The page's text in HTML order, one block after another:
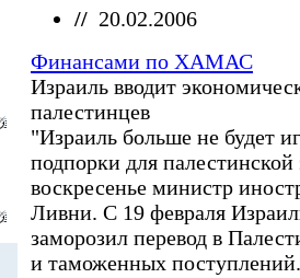
// 20.02.2006
Финансами по ХАМАС
Израиль вводит
палестинцев
"Израиль больше не будет
подпорки для
воскресенье министр
Ливни. С 19 февраля
заморозил перевод в
и таможенных